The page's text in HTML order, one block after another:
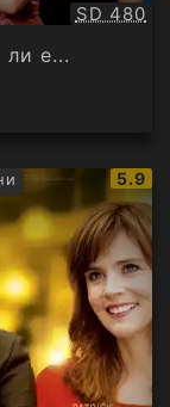
SD 480
ли е...
IMDb
5.9